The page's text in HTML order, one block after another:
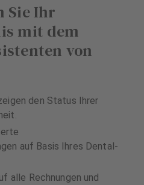
Sie Ihr
mit dem
von
den Status Ihrer
auf Basis Ihres Dental-
alle Rechnungen und